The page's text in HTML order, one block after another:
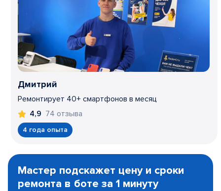
Дмитрий
Ремонтирует 40+ смартфонов в месяц
4,9 74 отзыва
4 года опыта
1
Мастер подскажет цену и сроки
ремонта в боте за 1 минуту